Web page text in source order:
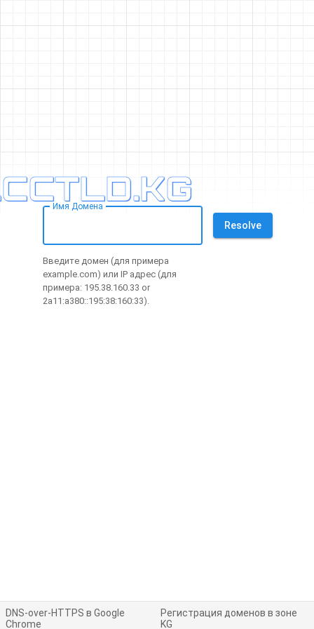
Имя Домена
Введите домен (для примера
example.com) или IP адрес (для
примера: 195.38.160.33 or
2a11:a380::195:38:160:33).
Resolve
DNS-over-HTTPS в Google
Chrome
Регистрация доменов в зоне
KG